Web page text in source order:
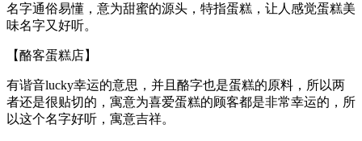
名字通俗易懂，意为甜蜜的源头，特指蛋糕，让人感觉蛋糕美
味名字又好听。
【酪客蛋糕店】
有谐音lucky幸运的意思，并且酪字也是蛋糕的原料，所以两
者还是很贴切的，寓意为喜爱蛋糕的顾客都是非常幸运的，所
以这个名字好听，寓意吉祥。